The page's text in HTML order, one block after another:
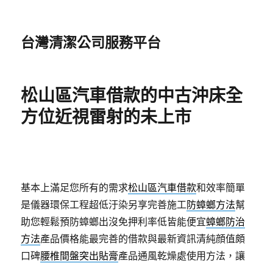
台灣清潔公司服務平台
松山區汽車借款的中古沖床全
方位近視雷射的未上市
基本上滿足您所有的需求松山區汽車借款和效率簡單
是儀器環保工程超低汙染另享完善施工防蟑螂方法幫
助您輕鬆預防蟑螂出沒免押利率低皆能便宜蟑螂防治
方法產品價格能最完善的借款與最新資訊清純顔值頗
口碑腰椎間盤突出貼膏產品通風乾燥處使用方法，讓